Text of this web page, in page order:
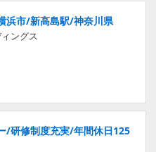
浜市/新高島駅/神奈川県
ングス
/研修制度充実/年間休日125